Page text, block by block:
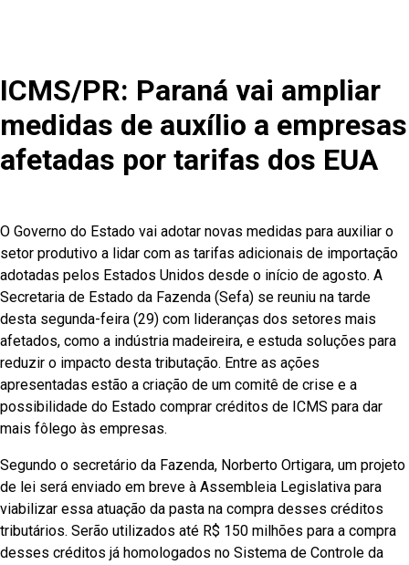
ICMS/PR: Paraná vai ampliar
medidas de auxílio a empresas
afetadas por tarifas dos EUA
O Governo do Estado vai adotar novas medidas para auxiliar o
setor produtivo a lidar com as tarifas adicionais de importação
adotadas pelos Estados Unidos desde o início de agosto. A
Secretaria de Estado da Fazenda (Sefa) se reuniu na tarde
desta segunda-feira (29) com lideranças dos setores mais
afetados, como a indústria madeireira, e estuda soluções para
reduzir o impacto desta tributação. Entre as ações
apresentadas estão a criação de um comitê de crise e a
possibilidade do Estado comprar créditos de ICMS para dar
mais fôlego às empresas.
Segundo o secretário da Fazenda, Norberto Ortigara, um projeto
de lei será enviado em breve à Assembleia Legislativa para
viabilizar essa atuação da pasta na compra desses créditos
tributários. Serão utilizados até R$ 150 milhões para a compra
desses créditos já homologados no Sistema de Controle da